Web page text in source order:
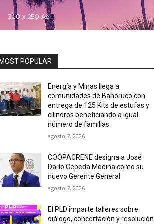
POPULAR
Energía y Minas llega a
comunidades de Bahoruco con
entrega de 125 Kits de estufas y
cilindros beneficiando a igual
número de familias
agosto 7, 2026
COOPACRENE designa a José
Darío Cepeda Medina como su
nuevo Gerente General
agosto 7, 2026
El PLD imparte talleres sobre
diálogo, concertación y resolución